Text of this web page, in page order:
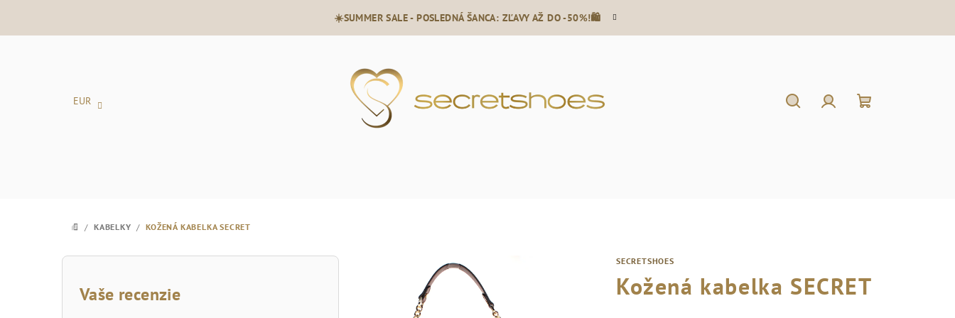
☀️SUMMER SALE - POSLEDNÁ ŠANCA: ZĽAVY AŽ DO -50%!🛍️
EUR
DOMOV
/ KABELKY / KOŽENÁ KABELKA SECRET
B
Vaše recenzie
SECRETSHOES
Kožená kabelka SECRET